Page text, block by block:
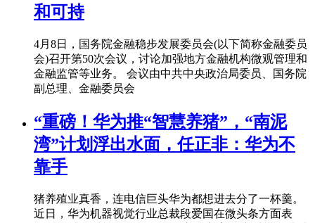
和可持
4月8日，国务院金融稳步发展委员会(以下简称金融委员
会)召开第50次会议，讨论加强地方金融机构微观管理和
金融监管等业务。 会议由中共中央政治局委员、国务院
副总理、金融委员会
“重磅！华为推“智慧养猪”，“南泥
湾”计划浮出水面，任正非：华为不
靠手
猪养殖业真香，连电信巨头华为都想进去分了一杯羹。
近日，华为机器视觉行业总裁段爱国在微头条方面表